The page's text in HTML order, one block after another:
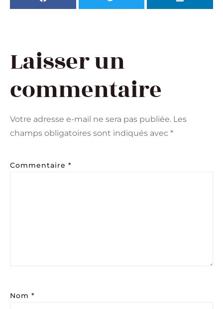
Laisser un
commentaire
Votre adresse e-mail ne sera pas publiée. Les
champs obligatoires sont indiqués avec *
Commentaire *
Nom *